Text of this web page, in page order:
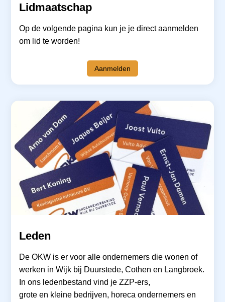
Lidmaatschap
Op de volgende pagina kun je je direct aanmelden
om lid te worden!
Aanmelden
Leden
De OKW is er voor alle ondernemers die wonen of
werken in Wijk bij Duurstede, Cothen en Langbroek.
In ons ledenbestand vind je ZZP-ers,
grote en kleine bedrijven, horeca ondernemers en